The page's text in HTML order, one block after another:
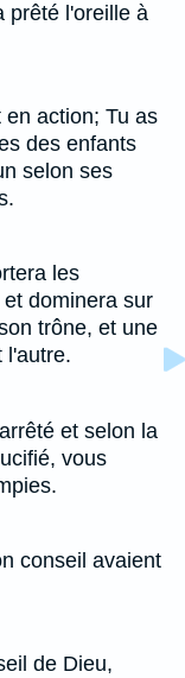
prêté l'oreille à
action; Tu as
des enfants
selon ses
les
dominera sur
trône, et une
l'autre.
et selon la
vous
conseil avaient
de Dieu,